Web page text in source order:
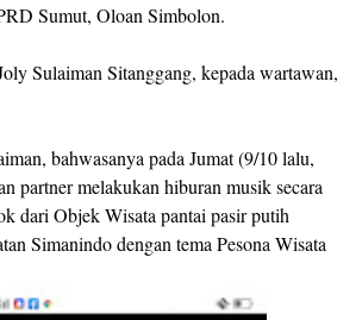
Sumut, Oloan Simbolon.
Sulaiman Sitanggang, kepada wartawan,
bahwasanya pada Jumat (9/10 lalu,
partner melakukan hiburan musik secara
dari Objek Wisata pantai pasir putih
Simanindo dengan tema Pesona Wisata